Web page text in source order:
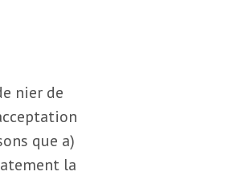
nier de
que a)
la